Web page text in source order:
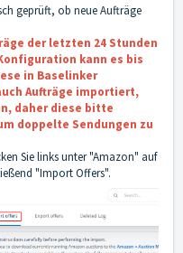
geprüft, ob neue Aufträge
der letzten 24 Stunden
kann es bis
in Baselinker
Aufträge importiert,
daher diese bitte
doppelte Sendungen zu
Sie links unter "Amazon" auf
"Import Offers".